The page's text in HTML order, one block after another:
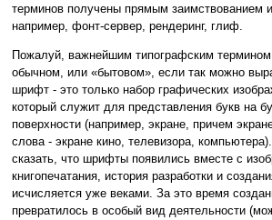
терминов получены прямым заимствованием
например, фонт-сервер, рендеринг, глиф.
Пожалуй, важнейшим типографским термином
обычном, или «бытовом», если так можно
шрифт - это только набор графических
который служит для представления букв на
поверхности (например, экране, причем
слова - экране кино, телевизора,
сказать, что шрифты появились вместе с
книгопечатания, история разработки и
исчисляется уже веками. За это время
превратилось в особый вид деятельности